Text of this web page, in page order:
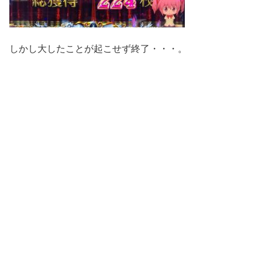
しかし大したことが起こせず終了・・・。